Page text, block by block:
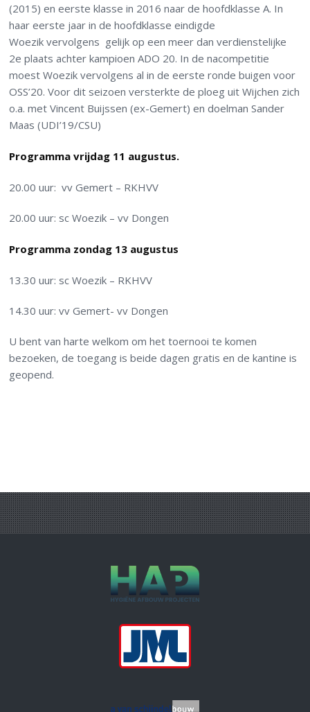
(2015) en eerste klasse in 2016 naar de hoofdklasse A. In
haar eerste jaar in de hoofdklasse eindigde
Woezik vervolgens gelijk op een meer dan verdienstelijke
2e plaats achter kampioen ADO 20. In de nacompetitie
moest Woezik vervolgens al in de eerste ronde buigen voor
OSS’20. Voor dit seizoen versterkte de ploeg uit Wijchen zich
o.a. met Vincent Buijssen (ex-Gemert) en doelman Sander
Maas (UDI’19/CSU)
Programma vrijdag 11 augustus.
20.00 uur: vv Gemert – RKHVV
20.00 uur: sc Woezik – vv Dongen
Programma zondag 13 augustus
13.30 uur: sc Woezik – RKHVV
14.30 uur: vv Gemert- vv Dongen
U bent van harte welkom om het toernooi te komen
bezoeken, de toegang is beide dagen gratis en de kantine is
geopend.